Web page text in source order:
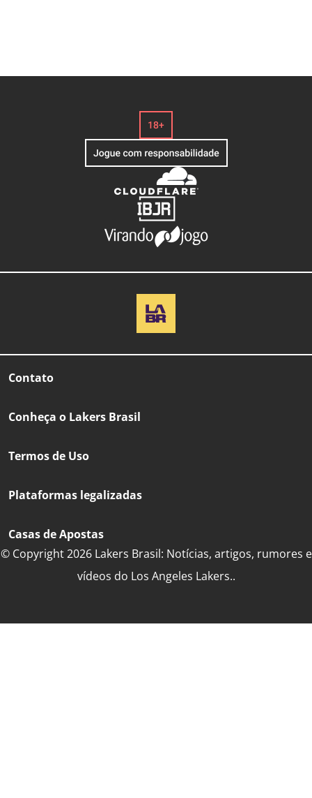
Contato
Conheça o Lakers Brasil
Termos de Uso
Plataformas legalizadas
Casas de Apostas
© Copyright 2026 Lakers Brasil: Notícias, artigos, rumores e
vídeos do Los Angeles Lakers..